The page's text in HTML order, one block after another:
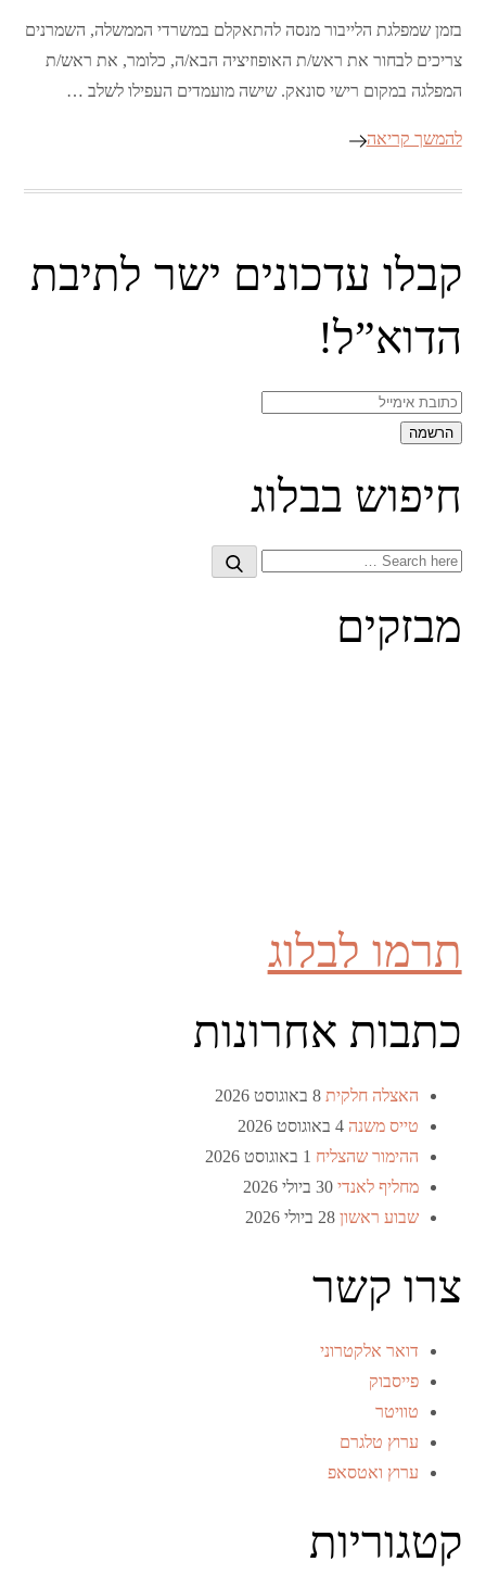
בזמן שמפלגת הלייבור מנסה להתאקלם במשרדי הממשלה, השמרנים
צריכים לבחור את ראש/ת האופוזיציה הבא/ה, כלומר, את ראש/ת
המפלגה במקום רישי סונאק. שישה מועמדים העפילו לשלב …
להמשך קריאה
קבלו עדכונים ישר לתיבת
הדוא”ל!
חיפוש בבלוג
Search
Search
מבזקים
תרמו לבלוג
כתבות אחרונות
האצלה חלקית 8 באוגוסט 2026
טייס משנה 4 באוגוסט 2026
ההימור שהצליח 1 באוגוסט 2026
מחליף לאנדי 30 ביולי 2026
שבוע ראשון 28 ביולי 2026
צרו קשר
דואר אלקטרוני
פייסבוק
טוויטר
ערוץ טלגרם
ערוץ ואטסאפ
קטגוריות